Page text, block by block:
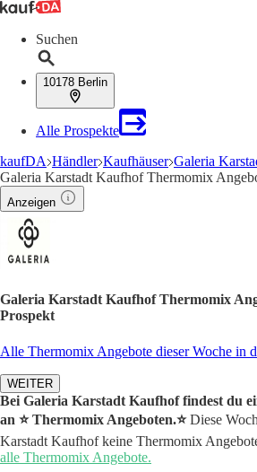
Suchen
10178 Berlin
Alle Prospekte
kaufDA Händler Kaufhäuser Galeria
Galeria Karstadt Kaufhof Thermomix
Anzeigen
Galeria Karstadt Kaufhof Thermomix
Prospekt
Alle Thermomix Angebote dieser Woche in
WEITER
Bei Galeria Karstadt Kaufhof findest du
an ⭐️ Thermomix Angeboten.⭐️Diese
Karstadt Kaufhof keine Thermomix
alle Thermomix Angebote.